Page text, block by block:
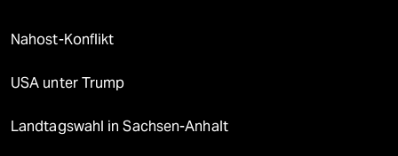
Nahost-Konflikt
USA unter Trump
Landtagswahl in Sachsen-Anhalt